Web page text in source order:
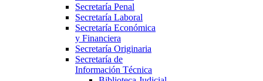
Secretaría Penal
Secretaría Laboral
Secretaría Económica
y Financiera
Secretaría Originaria
Secretaría de
Información Técnica